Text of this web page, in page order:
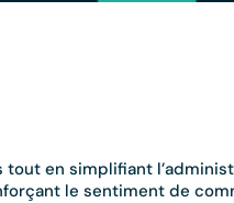
en simplifiant
le sentiment de